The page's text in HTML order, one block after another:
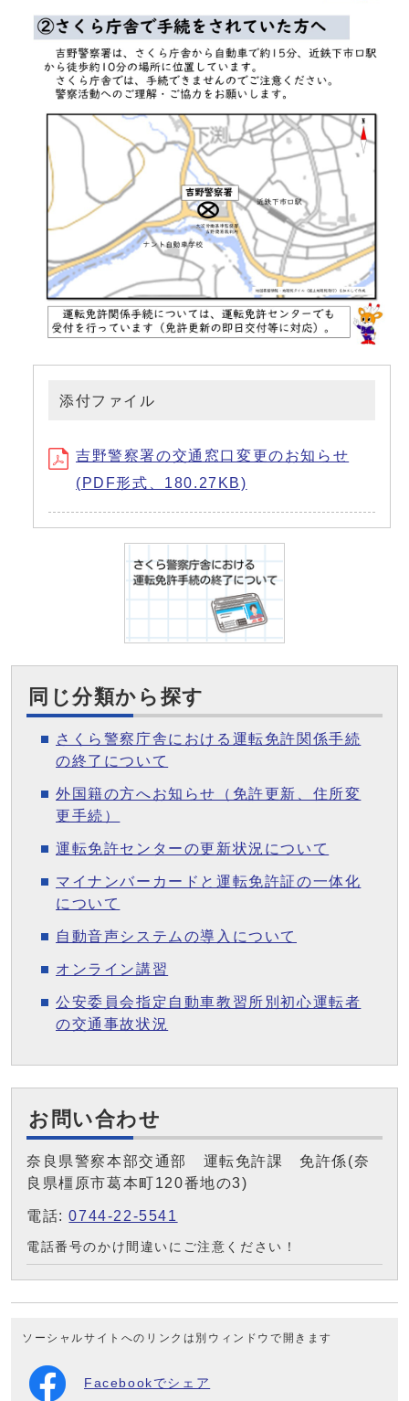
添付ファイル
吉野警察署の交通窓口変更のお知らせ
(PDF形式、180.27KB)
同じ分類から探す
さくら警察庁舎における運転免許関係手続
の終了について
外国籍の方へお知らせ（免許更新、住所変
更手続）
運転免許センターの更新状況について
マイナンバーカードと運転免許証の一体化
について
自動音声システムの導入について
オンライン講習
公安委員会指定自動車教習所別初心運転者
の交通事故状況
お問い合わせ
奈良県警察本部交通部 運転免許課 免許係(奈
良県橿原市葛本町120番地の3)
電話:0744-22-5541
電話番号のかけ間違いにご注意ください！
ソーシャルサイトへのリンクは別ウィンドウで開きます
Facebookでシェア